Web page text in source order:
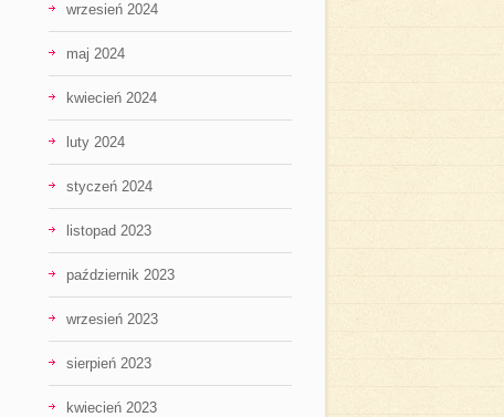
wrzesień 2024
maj 2024
kwiecień 2024
luty 2024
styczeń 2024
listopad 2023
październik 2023
wrzesień 2023
sierpień 2023
kwiecień 2023